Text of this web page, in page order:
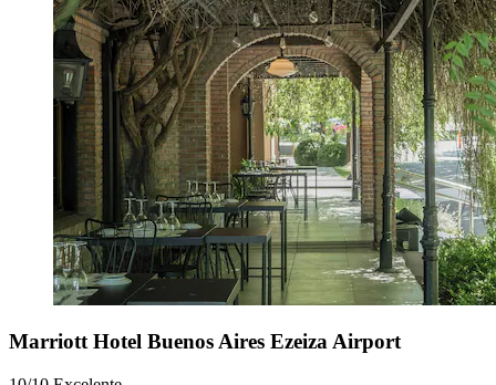
Marriott Hotel Buenos Aires Ezeiza Airport